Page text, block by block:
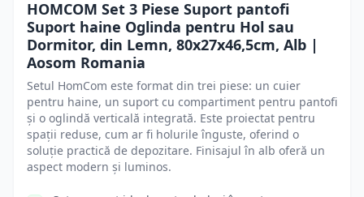
HOMCOM Set 3 Piese Suport pantofi
Suport haine Oglinda pentru Hol sau
Dormitor, din Lemn, 80x27x46,5cm, Alb |
Aosom Romania
Setul HomCom este format din trei piese: un cuier
pentru haine, un suport cu compartiment pentru pantofi
și o oglindă verticală integrată. Este proiectat pentru
spații reduse, cum ar fi holurile înguste, oferind o
soluție practică de depozitare. Finisajul în alb oferă un
aspect modern și luminos.